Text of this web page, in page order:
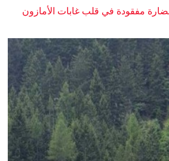
مفقودة في قلب غابات الأمازون